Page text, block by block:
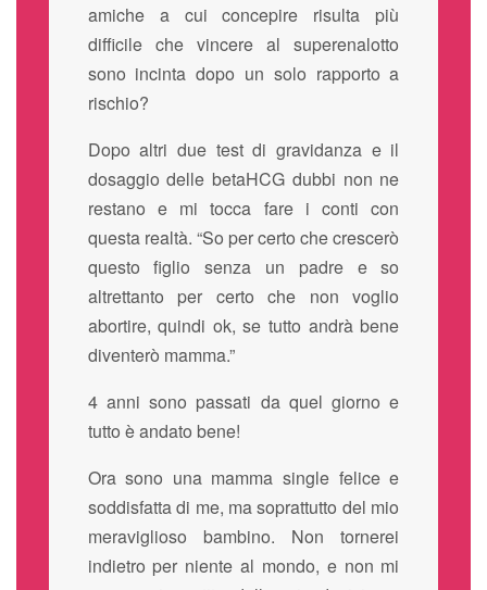
amiche a cui concepire risulta più
difficile che vincere al superenalotto
sono incinta dopo un solo rapporto a
rischio?
Dopo altri due test di gravidanza e il
dosaggio delle betaHCG dubbi non ne
restano e mi tocca fare i conti con
questa realtà. “So per certo che crescerò
questo figlio senza un padre e so
altrettanto per certo che non voglio
abortire, quindi ok, se tutto andrà bene
diventerò mamma.”
4 anni sono passati da quel giorno e
tutto è andato bene!
Ora sono una mamma single felice e
soddisfatta di me, ma soprattutto del mio
meraviglioso bambino. Non tornerei
indietro per niente al mondo, e non mi